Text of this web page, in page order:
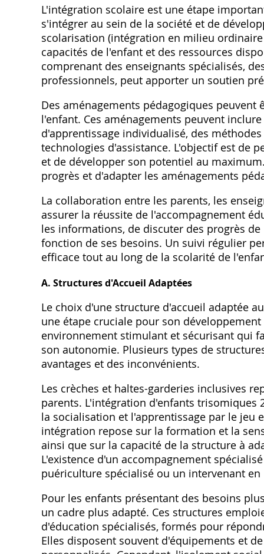
L'intégration scolaire est une étape
s'intégrer au sein de la société et de
scolarisation (intégration en milieu
capacités de l'enfant et des ressources
comprenant des enseignants spécialisés‚
professionnels‚ peut apporter un soutien
Des aménagements pédagogiques
l'enfant. Ces aménagements peuvent
d'apprentissage individualisé‚ des
technologies d'assistance. L'objectif est de
et de développer son potentiel au
progrès et d'adapter les aménagements
La collaboration entre les parents‚ les
assurer la réussite de l'accompagnement
les informations‚ de discuter des progrès
fonction de ses besoins. Un suivi régulier
efficace tout au long de la scolarité de
A. Structures d'Accueil Adaptées
Le choix d'une structure d'accueil adaptée
une étape cruciale pour son
environnement stimulant et sécurisant qui
son autonomie. Plusieurs types de
avantages et des inconvénients.
Les crèches et haltes-garderies inclusives
parents. L'intégration d'enfants trisomiques
la socialisation et l'apprentissage par le jeu
intégration repose sur la formation et la
ainsi que sur la capacité de la structure à
L'existence d'un accompagnement
puériculture spécialisé ou un intervenant
Pour les enfants présentant des besoins
un cadre plus adapté. Ces structures
d'éducation spécialisés‚ formés pour
Elles disposent souvent d'équipements et